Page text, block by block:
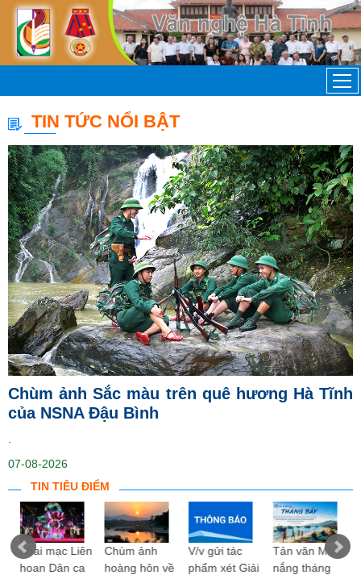
TIN TỨC NỔI BẬT
Chùm ảnh Sắc màu trên quê hương Hà Tĩnh
của NSNA Đậu Bình
07-08-2026
TIN TIÊU ĐIỂM
Khai mạc Liên
hoan Dân ca
Chùm ảnh
hoàng hôn về
V/v gửi tác
phẩm xét Giải
Tản văn Mùa
nắng tháng